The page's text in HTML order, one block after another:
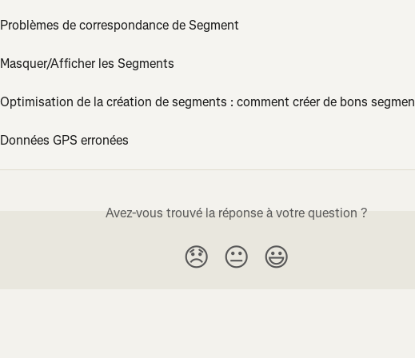
Problèmes de correspondance de Segment
Masquer/Afficher les Segments
Optimisation de la création de segments : comment créer de bons
Données GPS erronées
Avez-vous trouvé la réponse à votre question ?
😞 😐 😃